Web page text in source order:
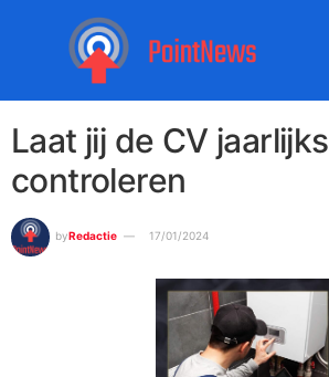
Laat jij de CV jaarlijks
controleren
byRedactie 17/01/2024